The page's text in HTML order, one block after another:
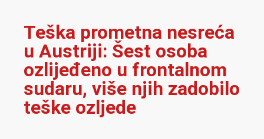
Teška prometna nesreća
u Austriji: Šest osoba
ozlijeđeno u frontalnom
sudaru, više njih zadobilo
teške ozljede